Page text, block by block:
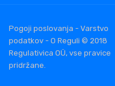
Pogoji poslovanja - Varstvo
podatkov - O Reguli © 2018
Regulativica OÜ, vse pravice
pridržane.